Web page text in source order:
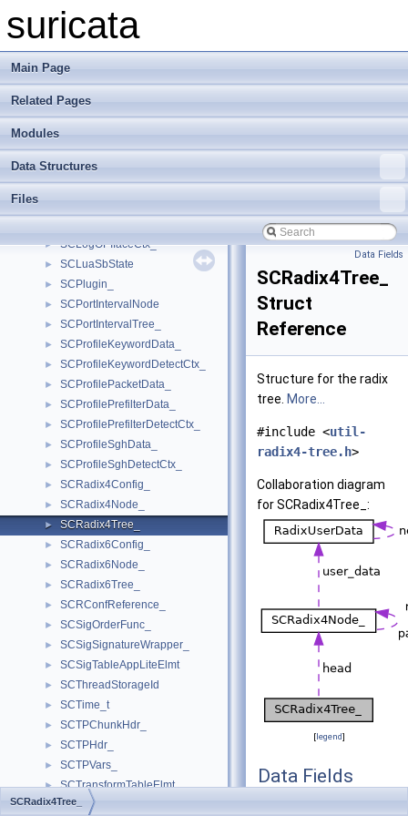
suricata
Main Page
Related Pages
Modules
Data Structures
Files
► SCInstance_
► SCLLMNRLogFileCtx_
► SCLogConfig_
► SCLogFDFilter_
► SCLogFGFilterFunc_
► SCLogFGFilterLine_
► SCLogOPIfaceCtx_
► SCLuaSbState
► SCPlugin_
► SCPortIntervalNode
► SCPortIntervalTree_
► SCProfileKeywordData_
► SCProfileKeywordDetectCtx_
► SCProfilePacketData_
► SCProfilePrefilterData_
► SCProfilePrefilterDetectCtx_
► SCProfileSghData_
► SCProfileSghDetectCtx_
► SCRadix4Config_
► SCRadix4Node_
► SCRadix4Tree_
► SCRadix6Config_
► SCRadix6Node_
► SCRadix6Tree_
► SCRConfReference_
► SCSigOrderFunc_
► SCSigSignatureWrapper_
► SCSigTableAppLiteElmt
► SCThreadStorageId
► SCTime_t
► SCTPChunkHdr_
► SCTPHdr_
► SCTPVars_
► SCTransformTableElmt
► Sha256Type
Data Fields
SCRadix4Tree_
Struct
Reference
Structure for the radix
tree. More...
#include <util-
radix4-tree.h>
Collaboration diagram
for SCRadix4Tree_:
[legend]
Data Fields
SCRadix4Tree_